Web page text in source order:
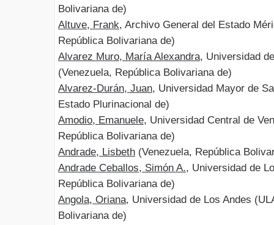
Bolivariana de)
Altuve, Frank, Archivo General del Estado
República Bolivariana de)
Alvarez Muro, María Alexandra, Universidad
(Venezuela, República Bolivariana de)
Alvarez-Durán, Juan, Universidad Mayor de
Estado Plurinacional de)
Amodio, Emanuele, Universidad Central de
República Bolivariana de)
Andrade, Lisbeth (Venezuela, República
Andrade Ceballos, Simón A., Universidad de
República Bolivariana de)
Angola, Oriana, Universidad de Los Andes
Bolivariana de)